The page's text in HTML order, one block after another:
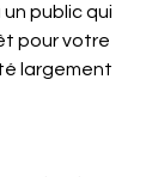
public qui
pour votre
largement